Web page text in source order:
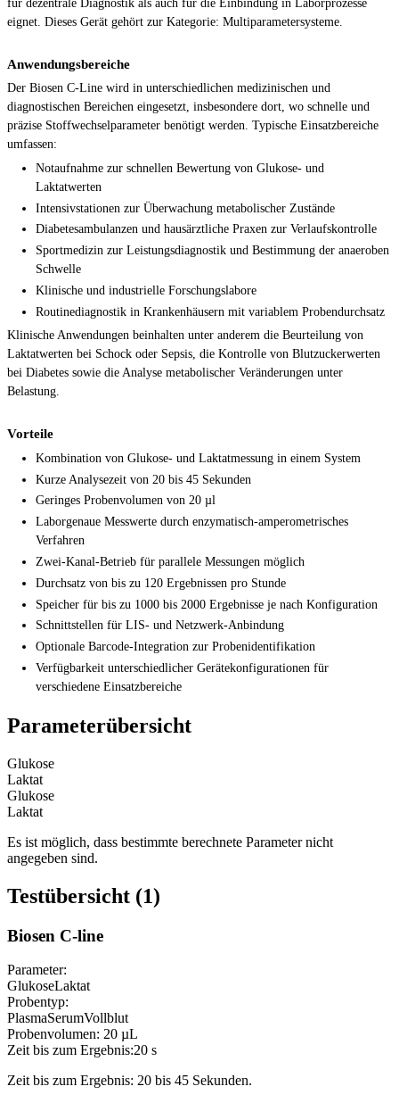
für dezentrale Diagnostik als auch für die Einbindung in Laborprozesse
eignet. Dieses Gerät gehört zur Kategorie: Multiparametersysteme.
Anwendungsbereiche
Der Biosen C-Line wird in unterschiedlichen medizinischen und
diagnostischen Bereichen eingesetzt, insbesondere dort, wo schnelle und
präzise Stoffwechselparameter benötigt werden. Typische Einsatzbereiche
umfassen:
Notaufnahme zur schnellen Bewertung von Glukose- und
Laktatwerten
Intensivstationen zur Überwachung metabolischer Zustände
Diabetesambulanzen und hausärztliche Praxen zur Verlaufskontrolle
Sportmedizin zur Leistungsdiagnostik und Bestimmung der anaeroben
Schwelle
Klinische und industrielle Forschungslabore
Routinediagnostik in Krankenhäusern mit variablem Probendurchsatz
Klinische Anwendungen beinhalten unter anderem die Beurteilung von
Laktatwerten bei Schock oder Sepsis, die Kontrolle von Blutzuckerwerten
bei Diabetes sowie die Analyse metabolischer Veränderungen unter
Belastung.
Vorteile
Kombination von Glukose- und Laktatmessung in einem System
Kurze Analysezeit von 20 bis 45 Sekunden
Geringes Probenvolumen von 20 µl
Laborgenaue Messwerte durch enzymatisch-amperometrisches
Verfahren
Zwei-Kanal-Betrieb für parallele Messungen möglich
Durchsatz von bis zu 120 Ergebnissen pro Stunde
Speicher für bis zu 1000 bis 2000 Ergebnisse je nach Konfiguration
Schnittstellen für LIS- und Netzwerk-Anbindung
Optionale Barcode-Integration zur Probenidentifikation
Verfügbarkeit unterschiedlicher Gerätekonfigurationen für
verschiedene Einsatzbereiche
Parameterübersicht
Glukose
Laktat
Glukose
Laktat
Es ist möglich, dass bestimmte berechnete Parameter nicht
angegeben sind.
Testübersicht (1)
Biosen C-line
Parameter:
GlukoseLaktat
Probentyp:
PlasmaSerumVollblut
Probenvolumen: 20 µL
Zeit bis zum Ergebnis:20 s
Zeit bis zum Ergebnis: 20 bis 45 Sekunden.